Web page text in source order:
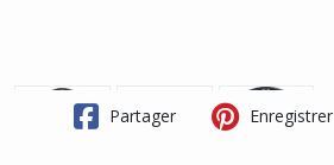
Partager Enregistrer